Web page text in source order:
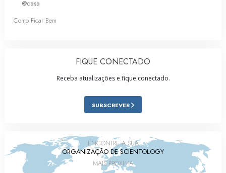
@casa
Como Ficar Bem
FIQUE CONECTADO
Receba atualizações e fique conectado.
SUBSCREVER
ENCONTRE A SUA
ORGANIZAÇÃO DE SCIENTOLOGY
MAIS PRÓXIMA